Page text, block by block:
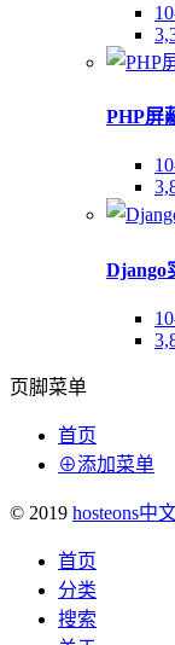
PHP屏
Django
页脚菜单
首页
⊕添加菜单
© 2019 hosteons中
首页
分类
搜索